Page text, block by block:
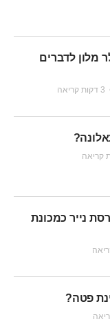
מלון לדברים
נייר כמכונת
פטה?